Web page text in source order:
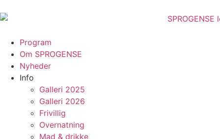
Program
Om SPROGENSE
Nyheder
Info
Galleri 2025
Galleri 2026
Frivillig
Overnatning
Mad & drikke